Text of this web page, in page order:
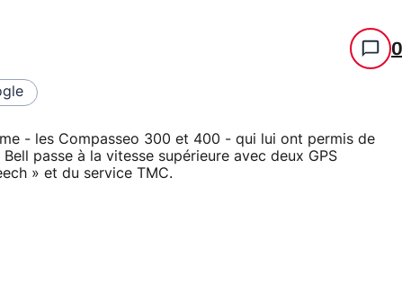
0
- les Compasseo 300 et 400 - qui lui ont permis de
passe à la vitesse supérieure avec deux GPS
» et du service TMC.